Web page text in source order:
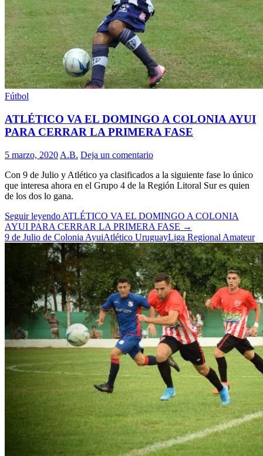
Fútbol
ATLÉTICO VA EL DOMINGO A COLONIA AYUI
PARA CERRAR LA PRIMERA FASE
5 marzo, 2020 A.B. Deja un comentario
Con 9 de Julio y Atlético ya clasificados a la siguiente fase lo único
que interesa ahora en el Grupo 4 de la Región Litoral Sur es quien
de los dos lo gana.
Seguir leyendo ATLÉTICO VA EL DOMINGO A COLONIA
AYUI PARA CERRAR LA PRIMERA FASE →
9 de Julio de Colonia AyuiAtlético UruguayLiga Regional Amateur